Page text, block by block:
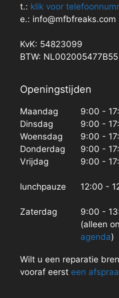
t.: klik voor
e.: info@mfbfreaks.com
KvK: 54823099
BTW: NL002005477B55
Openingstijden
Maandag
Dinsdag
Woensdag
Donderdag
Vrijdag
lunchpauze
Zaterdag
9:00 -
9:00 -
9:00 -
9:00 -
9:00 -
12:00 -
9:00 -
(alleen
agenda)
Wilt u een reparatie
vooraf eerst een